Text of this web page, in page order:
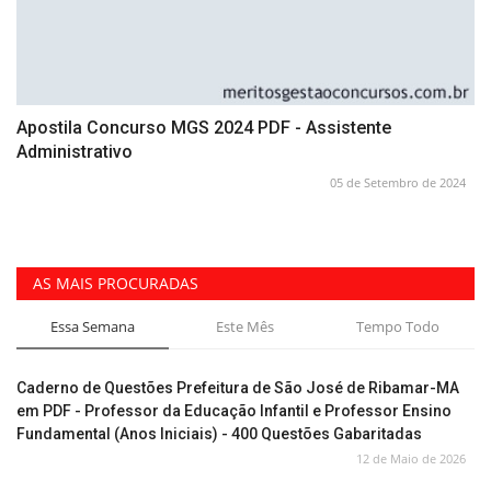
Apostila Concurso MGS 2024 PDF - Assistente
Administrativo
05 de Setembro de 2024
AS MAIS PROCURADAS
Essa Semana Este Mês Tempo Todo
Caderno de Questões Prefeitura de São José de Ribamar-MA
em PDF - Professor da Educação Infantil e Professor Ensino
Fundamental (Anos Iniciais) - 400 Questões Gabaritadas
12 de Maio de 2026